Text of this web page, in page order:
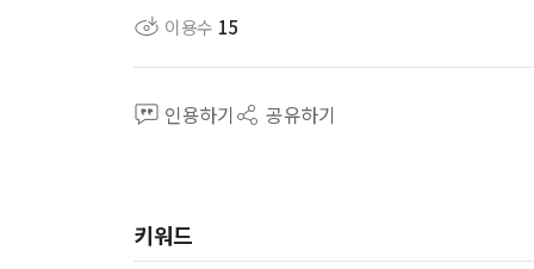
이용수 15
인용하기 공유하기
키워드